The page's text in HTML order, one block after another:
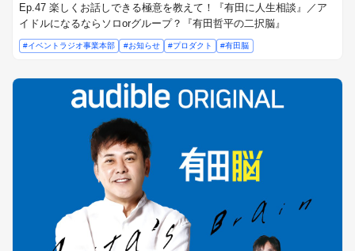
Ep.47 楽しくお話しできる極意を教えて！『有田に人生相談』／ア
イドルになるならソロorグループ？『有田哲平の二択脳』
#イベントラジオ事業本部 #お知らせ #プロダクト #有田脳